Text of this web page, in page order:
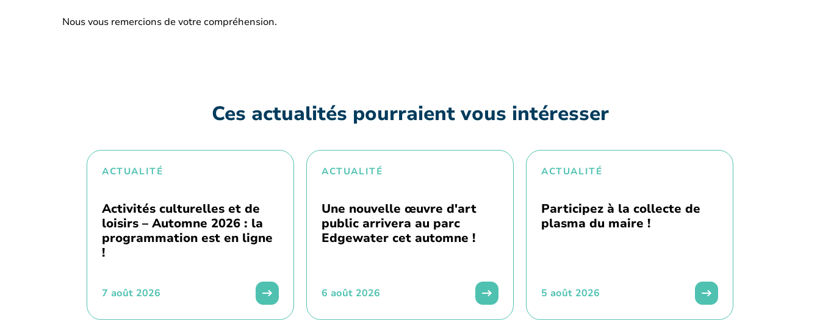
Nous vous remercions de votre compréhension.
Ces actualités pourraient vous intéresser
ACTUALITÉ
Activités culturelles et de
loisirs – Automne 2026 : la
programmation est en ligne
!
7 août 2026
ACTUALITÉ
Une nouvelle œuvre d'art
public arrivera au parc
Edgewater cet automne !
6 août 2026
ACTUALITÉ
Participez à la collecte de
plasma du maire !
5 août 2026